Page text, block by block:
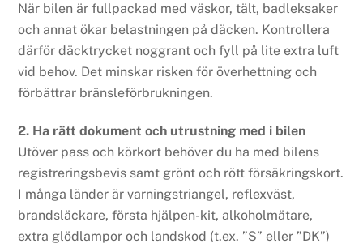
När bilen är fullpackad med väskor, tält, badleksaker
och annat ökar belastningen på däcken. Kontrollera
därför däcktrycket noggrant och fyll på lite extra luft
vid behov. Det minskar risken för överhettning och
förbättrar bränsleförbrukningen.
2. Ha rätt dokument och utrustning med i bilen
Utöver pass och körkort behöver du ha med bilens
registreringsbevis samt grönt och rött försäkringskort.
I många länder är varningstriangel, reflexväst,
brandsläckare, första hjälpen-kit, alkoholmätare,
extra glödlampor och landskod (t.ex. ”S” eller ”DK”)